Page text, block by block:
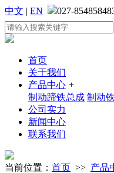
中文 | EN 027-
首页
关于我们
产品中心 +
制动蹄铁总成 制动
公司实力
新闻中心
联系我们
当前位置： 首页 >> 产品